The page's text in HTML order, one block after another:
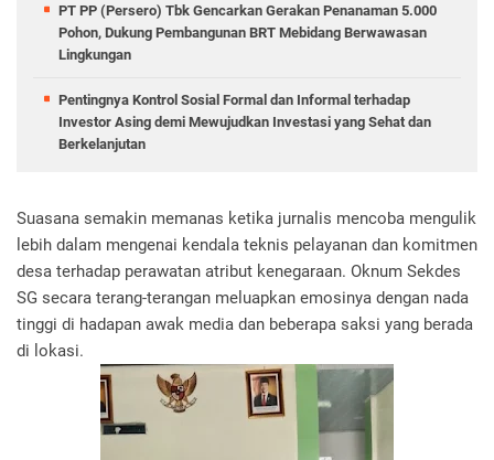
PT PP (Persero) Tbk Gencarkan Gerakan Penanaman 5.000
Pohon, Dukung Pembangunan BRT Mebidang Berwawasan
Lingkungan
Pentingnya Kontrol Sosial Formal dan Informal terhadap
Investor Asing demi Mewujudkan Investasi yang Sehat dan
Berkelanjutan
Suasana semakin memanas ketika jurnalis mencoba mengulik
lebih dalam mengenai kendala teknis pelayanan dan komitmen
desa terhadap perawatan atribut kenegaraan. Oknum Sekdes
SG secara terang-terangan meluapkan emosinya dengan nada
tinggi di hadapan awak media dan beberapa saksi yang berada
di lokasi.